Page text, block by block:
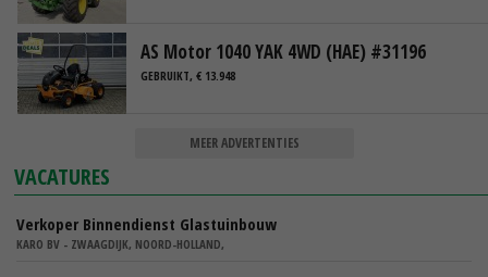
AS Motor 1040 YAK 4WD (HAE) #31196
GEBRUIKT, € 13.948
MEER ADVERTENTIES
VACATURES
Verkoper Binnendienst Glastuinbouw
KARO BV - ZWAAGDIJK, NOORD-HOLLAND,